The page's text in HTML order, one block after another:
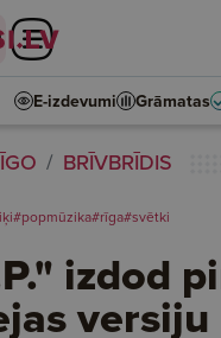
E-izdevumi Grāmatas
BRĪVBRĪDIS
#popmūzika#rīga#svētki
izdod
versiju